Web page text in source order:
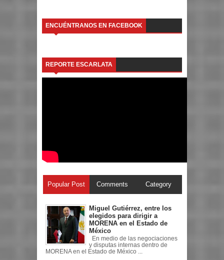
ENCUÉNTRANOS EN FACEBOOK
REPORTE ESCARLATA
Popular Post Comments Category
Miguel Gutiérrez, entre los
elegidos para dirigir a
MORENA en el Estado de
México
En medio de las negociaciones
y disputas internas dentro de
MORENA en el Estado de México ...